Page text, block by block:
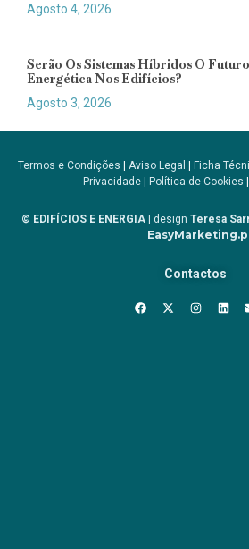
Agosto 4, 2026
Serão Os Sistemas Híbridos O
Energética Nos Edifícios?
Agosto 3, 2026
Termos e Condições | Aviso Legal | Ficha
Privacidade| Política de Cookies |
© EDIFÍCIOS E ENERGIA | design Teresa
Contactos